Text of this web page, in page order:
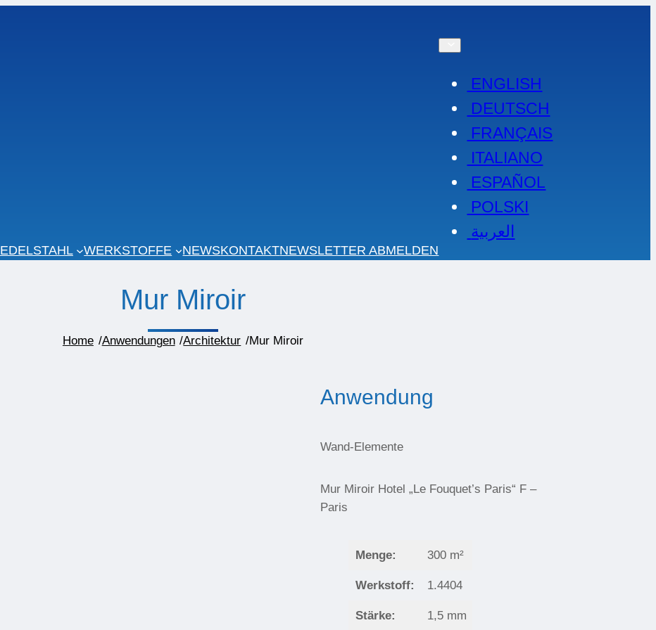
EDELSTAHL WERKSTOFFE NEWSKONTAKTNEWSLETTER ABMELDEN
ENGLISH
DEUTSCH
FRANÇAIS
ITALIANO
ESPAÑOL
POLSKI
العربية
Mur Miroir
Home /Anwendungen /Architektur /Mur Miroir
Anwendung
Wand-Elemente
Mur Miroir Hotel „Le Fouquet’s Paris“ F –
Paris
Menge: 300 m²
Werkstoff: 1.4404
Stärke: 1,5 mm